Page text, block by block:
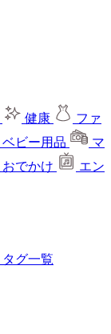
健康
ファ
ベビー用品
マ
おでかけ
エン
タグ一覧